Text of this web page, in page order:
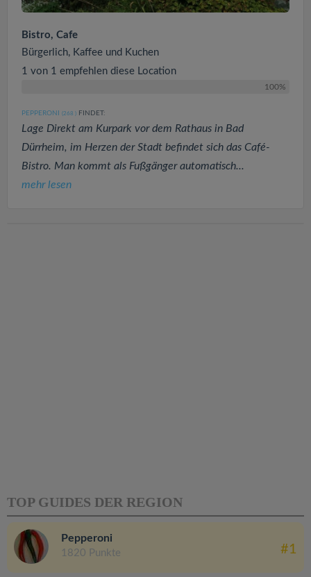
Bistro, Cafe
Bürgerlich, Kaffee und Kuchen
1 von 1 empfehlen diese Location
100%
PEPPERONI (268 ) FINDET:
Lage Direkt am Kurpark vor dem Rathaus in Bad
Dürrheim, im Herzen der Stadt befindet sich das Café-
Bistro. Man kommt als Fußgänger automatisch...
mehr lesen
TOP GUIDES DER REGION
Pepperoni
1820 Punkte #1